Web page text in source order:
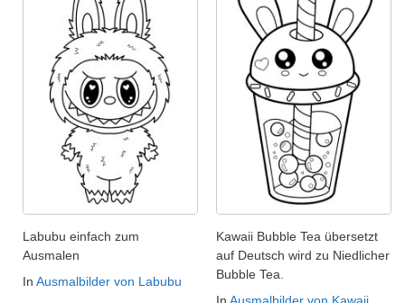
Labubu einfach zum
Ausmalen
In Ausmalbilder von Labubu
Kawaii Bubble Tea übersetzt
auf Deutsch wird zu Niedlicher
Bubble Tea.
In Ausmalbilder von Kawaii